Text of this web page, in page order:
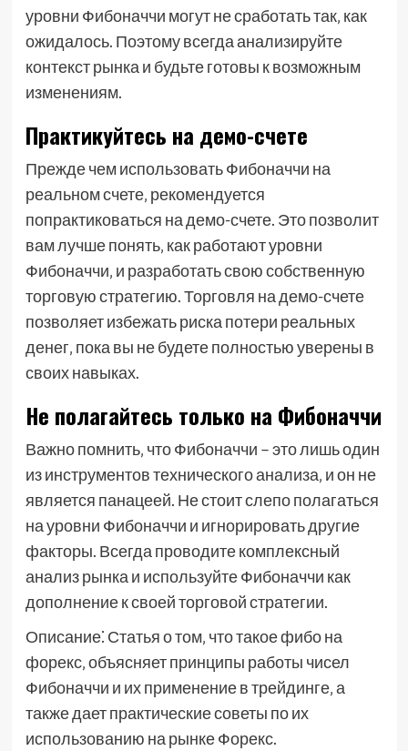
уровни Фибоначчи могут не сработать так‚ как
ожидалось. Поэтому всегда анализируйте
контекст рынка и будьте готовы к возможным
изменениям.
Практикуйтесь на демо-счете
Прежде чем использовать Фибоначчи на
реальном счете‚ рекомендуется
попрактиковаться на демо-счете. Это позволит
вам лучше понять‚ как работают уровни
Фибоначчи‚ и разработать свою собственную
торговую стратегию. Торговля на демо-счете
позволяет избежать риска потери реальных
денег‚ пока вы не будете полностью уверены в
своих навыках.
Не полагайтесь только на Фибоначчи
Важно помнить‚ что Фибоначчи – это лишь один
из инструментов технического анализа‚ и он не
является панацеей. Не стоит слепо полагаться
на уровни Фибоначчи и игнорировать другие
факторы. Всегда проводите комплексный
анализ рынка и используйте Фибоначчи как
дополнение к своей торговой стратегии.
Описание⁚ Статья о том‚ что такое фибо на
форекс‚ объясняет принципы работы чисел
Фибоначчи и их применение в трейдинге‚ а
также дает практические советы по их
использованию на рынке Форекс.